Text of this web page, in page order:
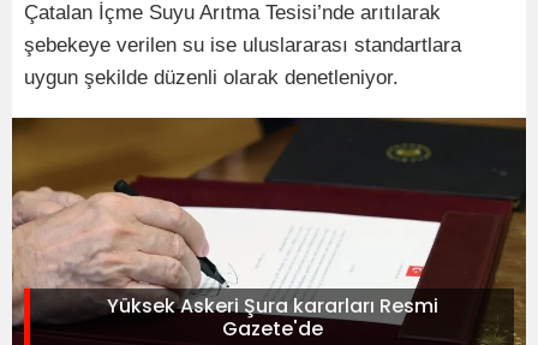
Çatalan İçme Suyu Arıtma Tesisi’nde arıtılarak
şebekeye verilen su ise uluslararası standartlara
uygun şekilde düzenli olarak denetleniyor.
Yüksek Askeri Şura kararları Resmi
Gazete'de